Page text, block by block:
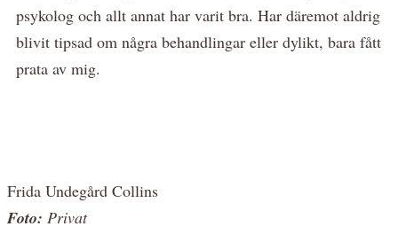
psykolog och allt annat har varit bra. Har däremot aldrig
blivit tipsad om några behandlingar eller dylikt, bara fått
prata av mig.
Frida Undegård Collins
Foto: Privat